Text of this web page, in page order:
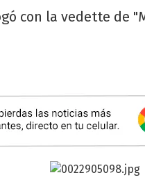
con la vedette de